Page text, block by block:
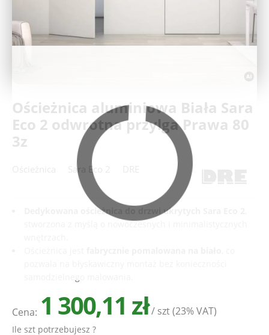
Deweloperzy
Ościeżnica aluminiowa Biała Sara
Eco 2 odwrotna przylga Prawa 80
3z
Sara Eco 2
Dedykowana ościeżnica do drzwi ukrytych Sara Eco 2
stworzona z myślą o nowoczesnych i minimalistycznych
Cena: 1 300,11 zł/ szt(23% VAT)
Ile szt potrzebujesz ?